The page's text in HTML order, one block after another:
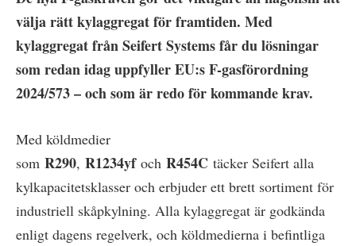
välja rätt kylaggregat för framtiden. Med
kylaggregat från Seifert Systems får du lösningar
som redan idag uppfyller EU:s F-gasförordning
2024/573 – och som är redo för kommande krav.
Med köldmedier
som R290, R1234yfoch R454C täcker Seifert alla
kylkapacitetsklasser och erbjuder ett brett sortiment för
industriell skåpkylning. Alla kylaggregat är godkända
enligt dagens regelverk, och köldmedierna i befintliga